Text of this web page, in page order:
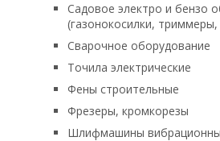
Садовое электро и бензо
(газонокосилки,
Сварочное оборудование
Точила электрические
Фены строительные
Фрезеры, кромкорезы
Шлифмашины